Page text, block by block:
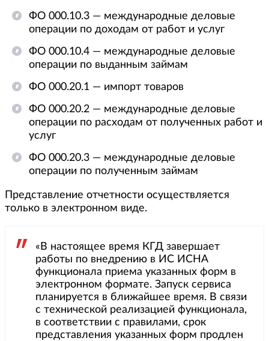
ФО 000.10.3 — международные деловые
операции по доходам от работ и услуг
ФО 000.10.4 — международные деловые
операции по выданным займам
ФО 000.20.1 — импорт товаров
ФО 000.20.2 — международные деловые
операции по расходам от полученных работ и
услуг
ФО 000.20.3 — международные деловые
операции по полученным займам
Представление отчетности осуществляется
только в электронном виде.
«В настоящее время КГД завершает
работы по внедрению в ИС ИСНА
функционала приема указанных форм в
электронном формате. Запуск сервиса
планируется в ближайшее время. В связи
с технической реализацией функционала,
в соответствии с правилами, срок
представления указанных форм продлен